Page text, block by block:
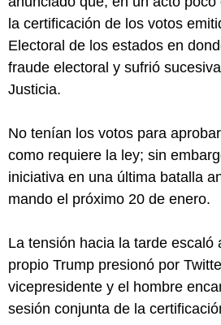
la certificación de los votos
Electoral de los estados en
fraude electoral y sufrió
Justicia.
No tenían los votos para
como requiere la ley; sin
iniciativa en una última batalla
mando el próximo 20 de enero.
La tensión hacia la tarde escaló
propio Trump presionó por
vicepresidente y el hombre
sesión conjunta de la